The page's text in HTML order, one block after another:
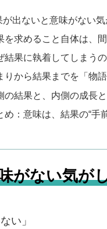
が出ないと意味がない
を求めること自体は、
結果に執着してしまう
りから結果までを「物
の結果と、内側の成長
め：意味は、結果の“手
がない気が
い」